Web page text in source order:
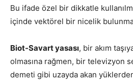
Bu ifade özel bir dikkatle
içinde vektörel bir nicelik
Biot-Savart yasası, bir akım
olmasına rağmen, bir televizyon
demeti gibi uzayda akan